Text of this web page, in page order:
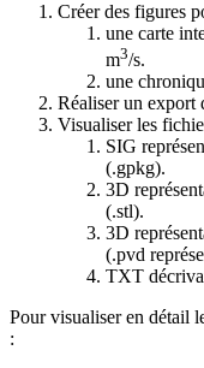
Créer des figures
une carte
m3/s.
une
Réaliser un
Visualiser les
SIG
(.gpkg).
3D
(.stl).
3D
(.pvd
TXT
Pour visualiser en détail
: